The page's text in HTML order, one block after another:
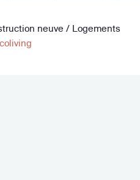
neuve / Logements